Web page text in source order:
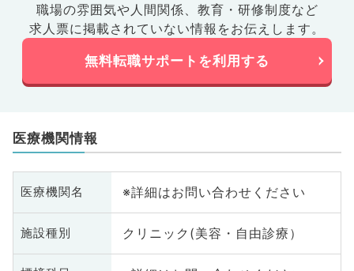
職場の雰囲気や人間関係、 教育・研修制度など
求人票に掲載されていない情報をお伝えします。
無料転職サポートを利用する
医療機関情報
医療機関名 ※詳細はお問い合わせください
施設種別 クリニック(美容・自由診療）